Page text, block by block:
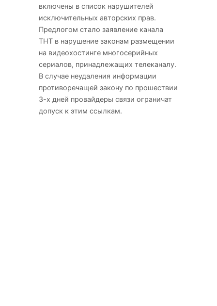
включены в список нарушителей
исключительных авторских прав.
Предлогом стало заявление канала
ТНТ в нарушение законам размещении
на видеохостинге многосерийных
сериалов, принадлежащих телеканалу.
В случае неудаления информации
противоречащей закону по прошествии
3-х дней провайдеры связи ограничат
допуск к этим ссылкам.